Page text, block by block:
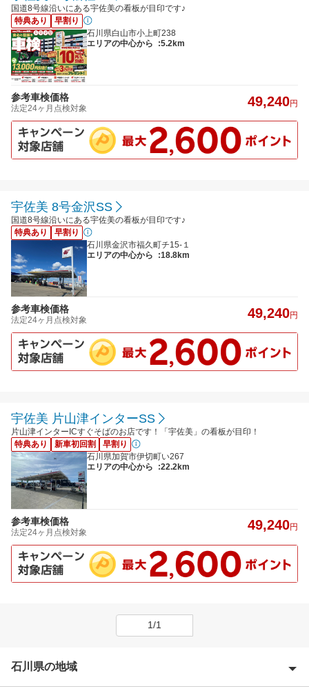
国道8号線沿いにある宇佐美の看板が目印です♪
特典あり
早割り
石川県白山市小上町238
エリアの中心から
:5.2km
参考車検価格
法定24ヶ月点検対象 49,240円
宇佐美 8号金沢SS
国道8号線沿いにある宇佐美の看板が目印です♪
特典あり
早割り
石川県金沢市福久町チ15-１
エリアの中心から
:18.8km
参考車検価格
法定24ヶ月点検対象 49,240円
宇佐美 片山津インターSS
片山津インターICすぐそばのお店です！「宇佐美」の看板が目印！
特典あり
新車初回割
早割り
石川県加賀市伊切町い267
エリアの中心から
:22.2km
参考車検価格
法定24ヶ月点検対象 49,240円
1/1
石川県の地域